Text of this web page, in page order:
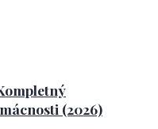
(2026)